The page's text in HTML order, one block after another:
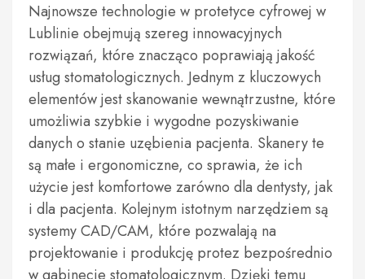
Najnowsze technologie w protetyce cyfrowej w
Lublinie obejmują szereg innowacyjnych
rozwiązań, które znacząco poprawiają jakość
usług stomatologicznych. Jednym z kluczowych
elementów jest skanowanie wewnątrzustne, które
umożliwia szybkie i wygodne pozyskiwanie
danych o stanie uzębienia pacjenta. Skanery te
są małe i ergonomiczne, co sprawia, że ich
użycie jest komfortowe zarówno dla dentysty, jak
i dla pacjenta. Kolejnym istotnym narzędziem są
systemy CAD/CAM, które pozwalają na
projektowanie i produkcję protez bezpośrednio